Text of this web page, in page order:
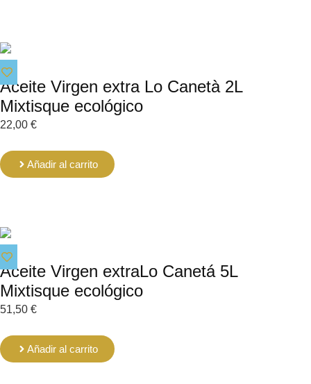
Aceite Virgen extra Lo Canetà 2L
Mixtisque ecológico
22,00 €
Añadir al carrito
Aceite Virgen extraLo Canetá 5L
Mixtisque ecológico
51,50 €
Añadir al carrito